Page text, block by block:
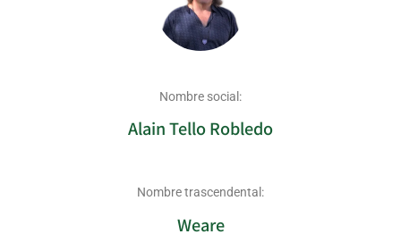
Nombre social:
Alain Tello Robledo
Nombre trascendental:
Weare